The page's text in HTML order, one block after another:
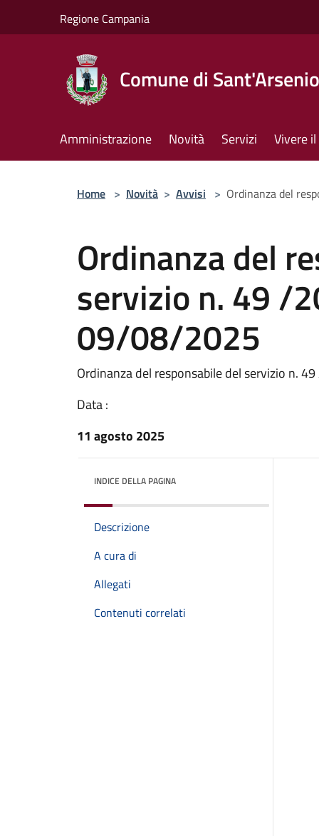
Regione Campania
Comune di Sant'Arsenio
Amministrazione Novità Servizi Vivere
Home > Novità > Avvisi > Ordinanza del
Ordinanza del
servizio n. 49 /
09/08/2025
Ordinanza del responsabile del servizio n.
Data :
11 agosto 2025
INDICE DELLA PAGINA
Descrizione
A cura di
Allegati
Contenuti correlati